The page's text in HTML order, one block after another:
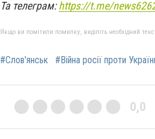
Та телеграм:https://t.me/
Якщо ви помітили помилку, виділіть необхідний
#Слов'янськ #Війна росії проти
0,0